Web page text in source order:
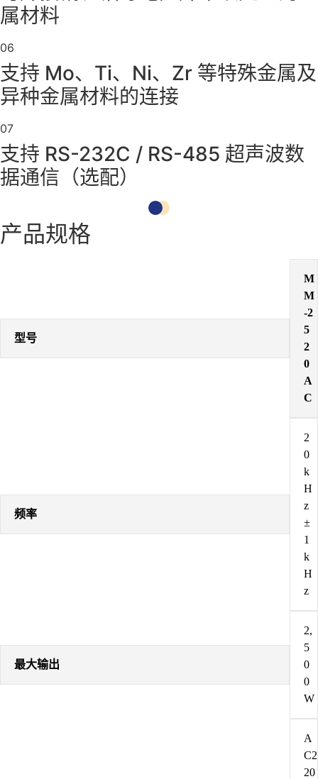
属材料
06
支持 Mo、Ti、Ni、Zr 等特殊金属及
异种金属材料的连接
07
支持 RS-232C / RS-485 超声波数
据通信（选配）
产品规格
型号
M
M
-2
5
2
0
A
C
频率
2
0
k
H
z
±
1
k
H
z
最大输出
2,
5
0
0
W
A
C2
20